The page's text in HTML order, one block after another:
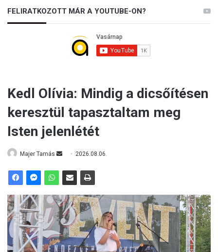
FELIRATKOZOTT MÁR A YOUTUBE-ON?